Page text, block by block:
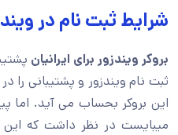
شرایط ثبت نام در
بروکر ویندزور برای ایرانیان
ثبت نام ویندزور و پشتیبانی را
این بروکر بحساب می آید. اما